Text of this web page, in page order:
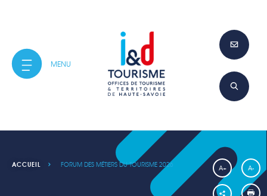
ACCUEIL FORUM DES MÉTIERS DU TOURISME 2026 A+ A-